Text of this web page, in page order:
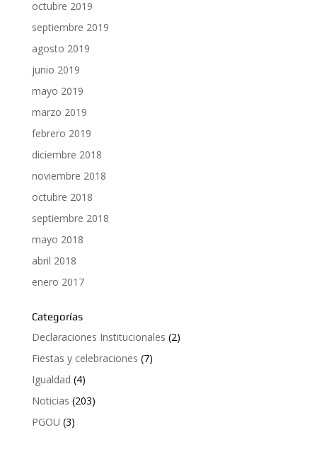
octubre 2019
septiembre 2019
agosto 2019
junio 2019
mayo 2019
marzo 2019
febrero 2019
diciembre 2018
noviembre 2018
octubre 2018
septiembre 2018
mayo 2018
abril 2018
enero 2017
Categorías
Declaraciones Institucionales (2)
Fiestas y celebraciones (7)
Igualdad (4)
Noticias (203)
PGOU (3)